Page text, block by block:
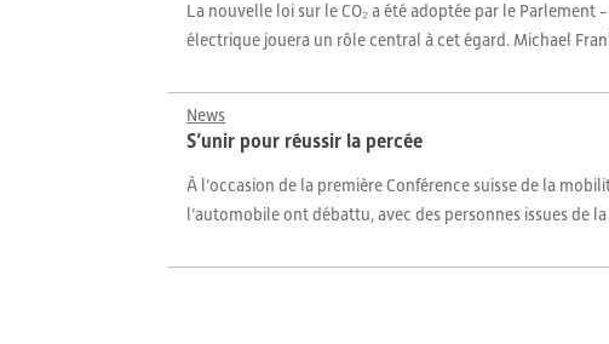
La nouvelle loi sur le CO₂ a été adoptée par le Parlement
électrique jouera un rôle central à cet égard. Michael
News
S’unir pour réussir la percée
À l’occasion de la première Conférence suisse de la
l’automobile ont débattu, avec des personnes issues de